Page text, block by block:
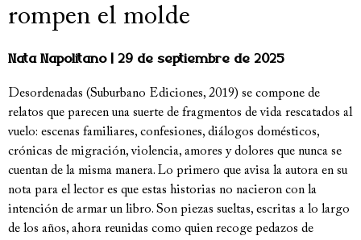
rompen el molde
Nata Napolitano 29 de septiembre de 2025
Desordenadas (Suburbano Ediciones, 2019) se compone de
relatos que parecen una suerte de fragmentos de vida rescatados al
vuelo: escenas familiares, confesiones, diálogos domésticos,
crónicas de migración, violencia, amores y dolores que nunca se
cuentan de la misma manera. Lo primero que avisa la autora en su
nota para el lector es que estas historias no nacieron con la
intención de armar un libro. Son piezas sueltas, escritas a lo largo
de los años, ahora reunidas como quien recoge pedazos de